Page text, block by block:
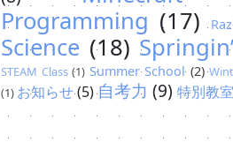
Programming (17)
Science (18) Springin’
STEAM Class (1) Summer School (2)
(1) お知らせ(5) 自考力 (9) 特別教室